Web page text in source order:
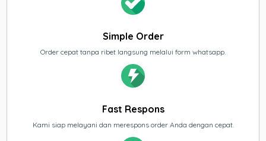
Simple Order
Order cepat tanpa ribet langsung melalui form whatsapp.
Fast Respons
Kami siap melayani dan merespons order Anda dengan cepat.